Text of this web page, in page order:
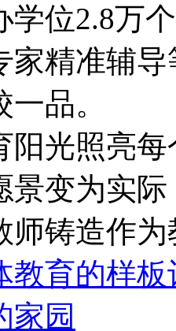
学位2.8万
家精准辅
校一品
阳光照亮
景变为实
师铸造作
教育的样
家园